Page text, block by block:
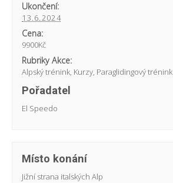
Ukončení:
13.6.2024
Cena:
9900Kč
Rubriky Akce:
Alpský trénink, Kurzy, Paraglidingový trénink
Pořadatel
El Speedo
Místo konání
Jižní strana italských Alp